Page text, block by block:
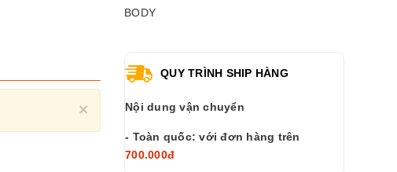
× Close
BODY
QUY TRÌNH SHIP HÀNG
Nội dung vận chuyển
- Toàn quốc: với đơn hàng trên
700.000đ